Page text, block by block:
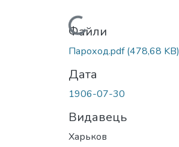
Вантажиться...
Файли
Пароход.pdf(478,68 KB)
Дата
1906-07-30
Видавець
Харьков